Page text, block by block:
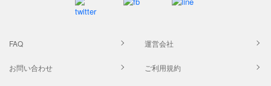
FAQ 運営会社
お問い合わせ ご利用規約